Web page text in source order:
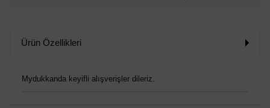
Ürün Özellikleri
Mydukkanda keyifli alışverişler dileriz.